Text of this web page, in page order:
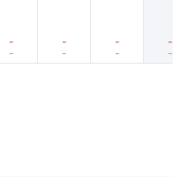
-
-
-
-
-
-
-
-